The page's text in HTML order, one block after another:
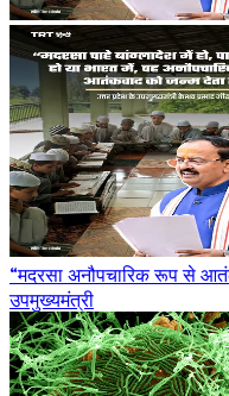
“मदरसा अनौपचारिक रूप से
उपमुख्यमंत्री